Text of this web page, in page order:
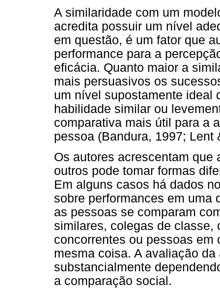
A similaridade com um
acredita possuir um nível
em questão, é um fator que
performance para a
eficácia. Quanto maior a
mais persuasivos os
um nível supostamente ideal
habilidade similar ou
comparativa mais útil para a
pessoa (Bandura, 1997; Lent
Os autores acrescentam que
outros pode tomar formas
Em alguns casos há dados
sobre performances em uma
as pessoas se comparam
similares, colegas de classe,
concorrentes ou pessoas
mesma coisa. A avaliação
substancialmente
a comparação social.